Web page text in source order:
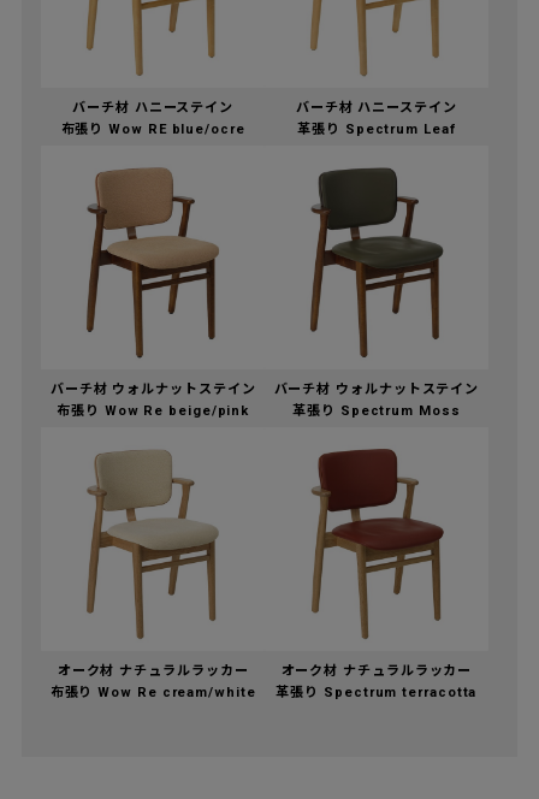
バーチ材 ハニーステイン
布張り Wow RE blue/ocre
バーチ材 ハニーステイン
革張り Spectrum Leaf
バーチ材 ウォルナットステイン
布張り Wow Re beige/pink
バーチ材 ウォルナットステイン
革張り Spectrum Moss
オーク材 ナチュラルラッカー
布張り Wow Re cream/white
オーク材 ナチュラルラッカー
革張り Spectrum terracotta